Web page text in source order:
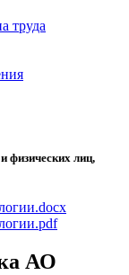
труда
лиц,
АО